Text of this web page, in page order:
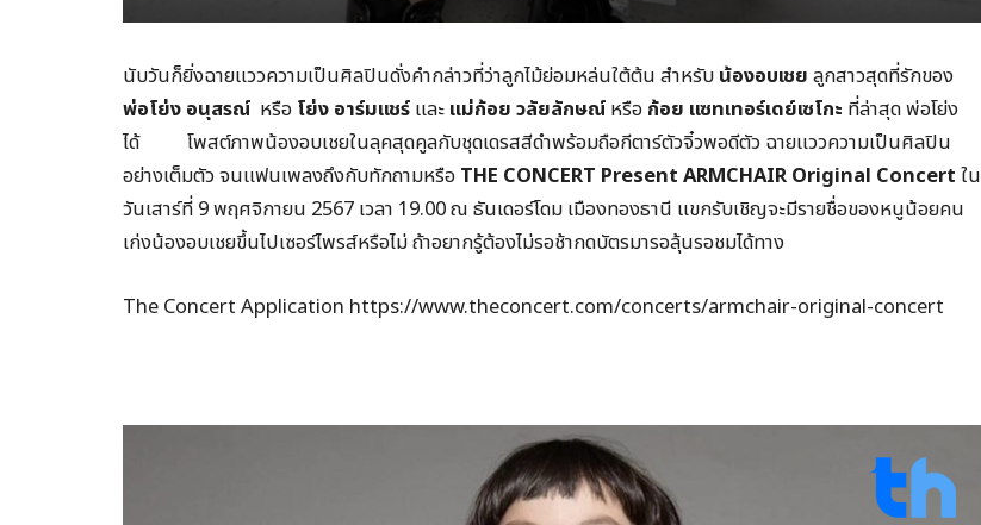
นับวันก็ยิ่งฉายแววความเป็นศิลปินดั่งคำกล่าวที่ว่าลูกไม้ย่อมหล่นใต้ต้น สำหรับ น้องอบเชย ลูกสาวสุดที่รักของ
พ่อโย่ง อนุสรณ์ หรือ โย่ง อาร์มแชร์ และ แม่ก้อย วลัยลักษณ์ หรือ ก้อย แซทเทอร์เดย์เซโกะ ที่ล่าสุด พ่อโย่ง
ได้ โพสต์ภาพน้องอบเชยในลุคสุดคูลกับชุดเดรสสีดำพร้อมถือกีตาร์ตัวจิ๋วพอดีตัว ฉายแววความเป็นศิลปิน
อย่างเต็มตัว จนแฟนเพลงถึงกับทักถามหรือ THE CONCERT Present ARMCHAIR Original Concert ใน
วันเสาร์ที่ 9 พฤศจิกายน 2567 เวลา 19.00 ณ ธันเดอร์โดม เมืองทองธานี แขกรับเชิญจะมีรายชื่อของหนูน้อยคน
เก่งน้องอบเชยขึ้นไปเซอร์ไพรส์หรือไม่ ถ้าอยากรู้ต้องไม่รอช้ากดบัตรมารอลุ้นรอชมได้ทาง
The Concert Application https://www.theconcert.com/concerts/armchair-original-concert